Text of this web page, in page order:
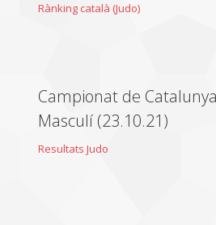
Rànking català (Judo)
Campionat de
Masculí (23.10.21)
Resultats Judo